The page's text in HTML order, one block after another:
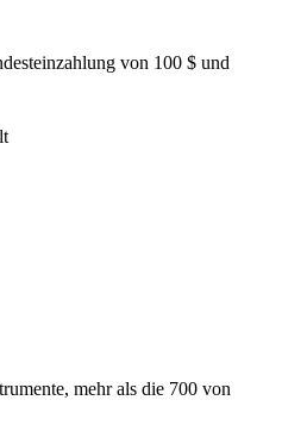
von 100 $ und
mehr als die 700 von